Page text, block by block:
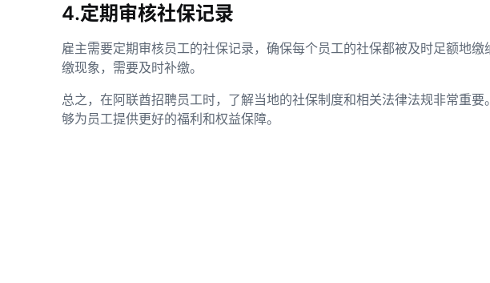
4.定期审核社保记录
雇主需要定期审核员工的社保记录，确保每个员工的社保都被及时足额地
缴现象，需要及时补缴。
总之，在阿联酋招聘员工时，了解当地的社保制度和相关法律法规非常重
够为员工提供更好的福利和权益保障。